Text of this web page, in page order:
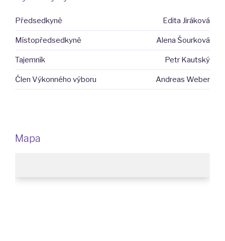
Předsedkyně Edita Jiráková
Místopředsedkyně Alena Šourková
Tajemník Petr Kautský
Člen Výkonného výboru Andreas Weber
Mapa